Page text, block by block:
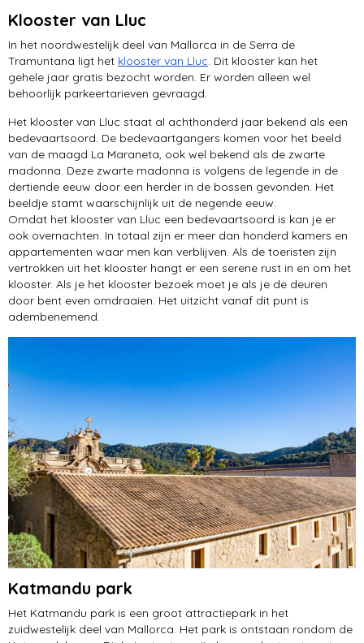
Klooster van Lluc
In het noordwestelijk deel van Mallorca in de Serra de
Tramuntana ligt het klooster van Lluc. Dit klooster kan het
gehele jaar gratis bezocht worden. Er worden alleen wel
behoorlijk parkeertarieven gevraagd.
Het klooster van Lluc staat al achthonderd jaar bekend als een
bedevaartsoord. De bedevaartgangers komen voor het beeld
van de maagd La Maraneta, ook wel bekend als de zwarte
madonna. Deze zwarte madonna is volgens de legende in de
dertiende eeuw door een herder in de bossen gevonden. Het
beeldje stamt waarschijnlijk uit de negende eeuw.
Omdat het klooster van Lluc een bedevaartsoord is kan je er
ook overnachten. In totaal zijn er meer dan honderd kamers en
appartementen waar men kan verblijven. Als de toeristen zijn
vertrokken uit het klooster hangt er een serene rust in en om het
klooster. Als je het klooster bezoek moet je als je de deuren
door bent even omdraaien. Het uitzicht vanaf dit punt is
adembenemend.
Katmandu park
Het Katmandu park is een groot attractiepark in het
zuidwestelijk deel van Mallorca. Het park is ontstaan rondom de